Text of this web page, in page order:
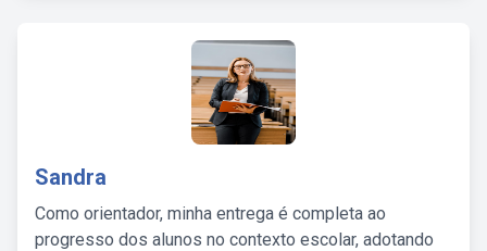
Sandra
Como orientador, minha entrega é completa ao
progresso dos alunos no contexto escolar, adotando